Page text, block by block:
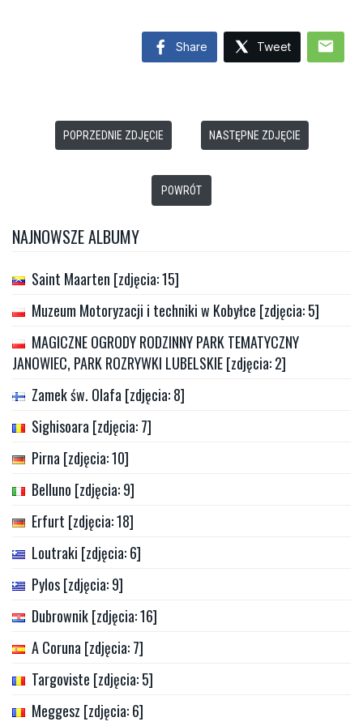
Share Tweet mail
POPRZEDNIE ZDJĘCIE NASTĘPNE ZDJĘCIE
POWRÓT
NAJNOWSZE ALBUMY
Saint Maarten [zdjęcia: 15]
Muzeum Motoryzacji i techniki w Kobyłce [zdjęcia: 5]
MAGICZNE OGRODY RODZINNY PARK TEMATYCZNY
JANOWIEC, PARK ROZRYWKI LUBELSKIE [zdjęcia: 2]
Zamek św. Olafa [zdjęcia: 8]
Sighisoara [zdjęcia: 7]
Pirna [zdjęcia: 10]
Belluno [zdjęcia: 9]
Erfurt [zdjęcia: 18]
Loutraki [zdjęcia: 6]
Pylos [zdjęcia: 9]
Dubrownik [zdjęcia: 16]
A Coruna [zdjęcia: 7]
Targoviste [zdjęcia: 5]
Meggesz [zdjęcia: 6]